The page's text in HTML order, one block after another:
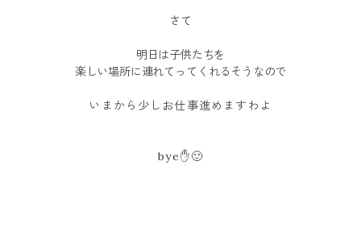
さて
明日は子供たちを
楽しい場所に連れてって くれるそうなので
いまから少しお仕事進めますわよ
bye✋🙂